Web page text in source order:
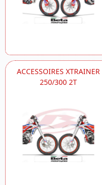
ACCESSOIRES XTRAINER
250/300 2T